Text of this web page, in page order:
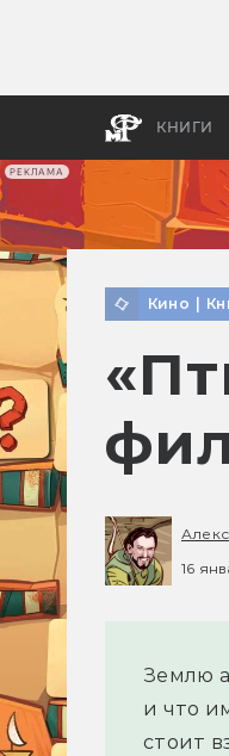
РЕКЛАМА
КНИГИ
Кино
16
Землю
и что
стоит